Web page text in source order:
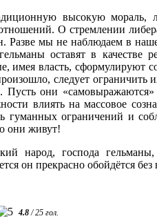
высокую мораль,
О стремлении
мы не наблюдаем в
оставят в качестве
имея власть, сформулируют
следует ограничить
Пусть они
влиять на массовое
гуманных ограничений и
они живут!
народ, господа
он прекрасно обойдётся без
4.8/25 гол.